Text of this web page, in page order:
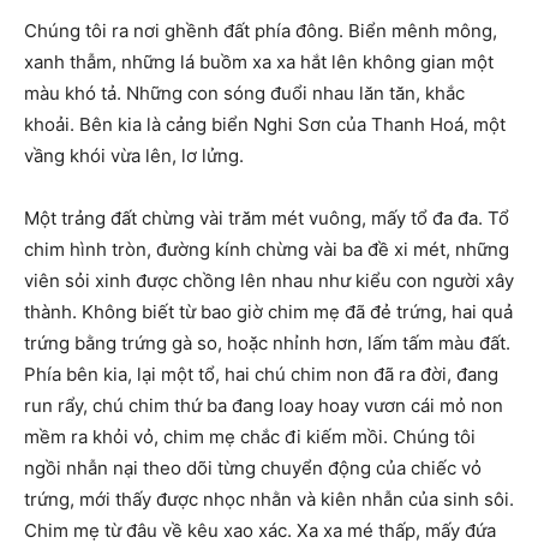
Chúng tôi ra nơi ghềnh đất phía đông. Biển mênh mông,
xanh thẫm, những lá buồm xa xa hắt lên không gian một
màu khó tả. Những con sóng đuổi nhau lăn tăn, khắc
khoải. Bên kia là cảng biển Nghi Sơn của Thanh Hoá, một
vầng khói vừa lên, lơ lửng.
Một trảng đất chừng vài trăm mét vuông, mấy tổ đa đa. Tổ
chim hình tròn, đường kính chừng vài ba đề xi mét, những
viên sỏi xinh được chồng lên nhau như kiểu con người xây
thành. Không biết từ bao giờ chim mẹ đã đẻ trứng, hai quả
trứng bằng trứng gà so, hoặc nhỉnh hơn, lấm tấm màu đất.
Phía bên kia, lại một tổ, hai chú chim non đã ra đời, đang
run rẩy, chú chim thứ ba đang loay hoay vươn cái mỏ non
mềm ra khỏi vỏ, chim mẹ chắc đi kiếm mồi. Chúng tôi
ngồi nhẫn nại theo dõi từng chuyển động của chiếc vỏ
trứng, mới thấy được nhọc nhằn và kiên nhẫn của sinh sôi.
Chim mẹ từ đâu về kêu xao xác. Xa xa mé thấp, mấy đứa